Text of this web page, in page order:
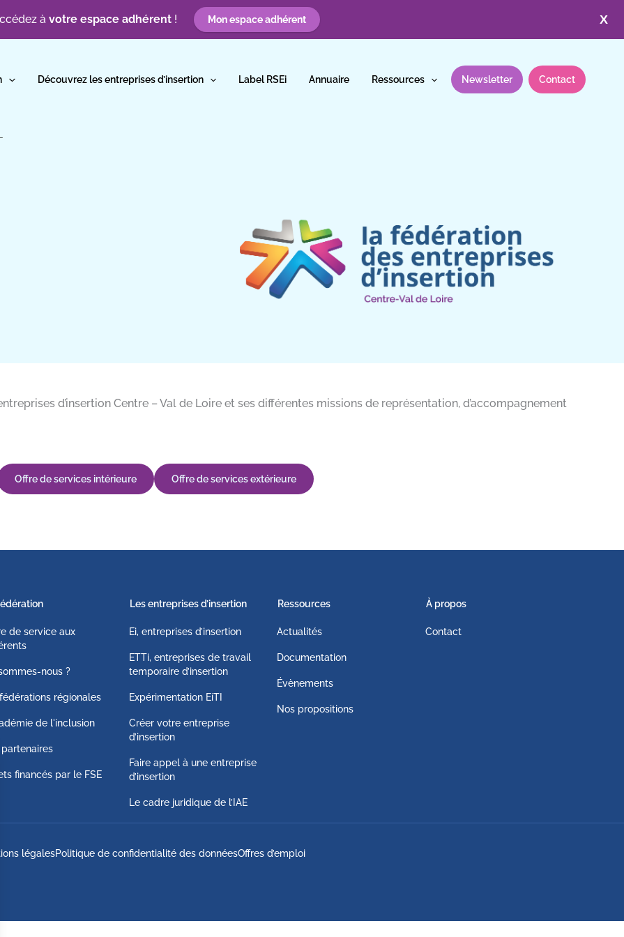
X
à votre espace adhérent! Mon espace adhérent
Découvrez les entreprises d’insertion Label RSEi Annuaire Ressources Newsletter Contact
d’insertion Centre – Val de Loire et ses différentes missions de représentation, d’accompagnement
Offre de services intérieure Offre de services extérieure
de service aux
nous ?
régionales
de l'inclusion
financés par le FSE
Les entreprises d’insertion
Ei, entreprises d’insertion
ETTi, entreprises de travail
temporaire d’insertion
Expérimentation EiTI
Créer votre entreprise
d’insertion
Faire appel à une entreprise
d’insertion
Le cadre juridique de l’IAE
Ressources
Actualités
Documentation
Évènements
Nos propositions
À propos
Contact
légalesPolitique de confidentialité des donnéesOffres d’emploi